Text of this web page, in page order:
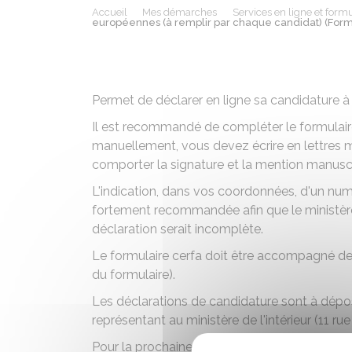
Accueil Mes démarches Services en ligne et
européennes (à remplir par chaque candidat)
Permet de déclarer en ligne sa candidature
Il est recommandé de compléter le
manuellement, vous devez écrire en lettres
comporter la signature et la mention
L'indication, dans vos coordonnées, d'un
fortement recommandée afin que le
déclaration serait incomplète.
Le formulaire cerfa doit être accompagné
du formulaire).
Les déclarations de candidature sont à
représentant au ministère de l'intérieur (11
Pour la prochaine élection des